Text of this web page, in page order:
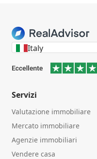
Italy
Servizi
Valutazione immobiliare
Mercato immobiliare
Agenzie immobiliari
Vendere casa